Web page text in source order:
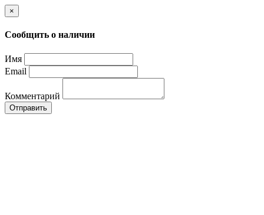
×
Сообщить о наличии
Имя
Email
Комментарий
Отправить